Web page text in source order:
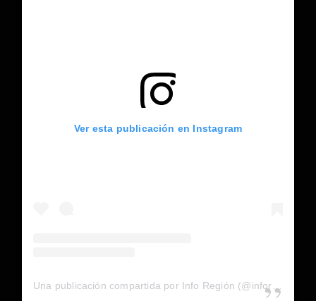
Ver esta publicación en Instagram